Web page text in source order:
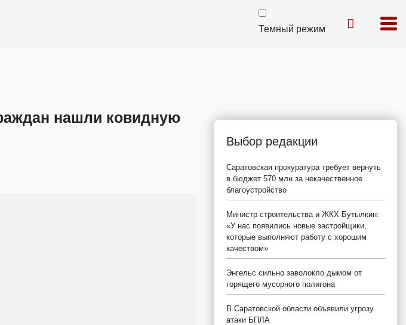
Темный режим
нашли ковидную
Выбор редакции
Саратовская прокуратура требует вернуть
в бюджет 570 млн за некачественное
благоустройство
Министр строительства и ЖКХ Бутылкин:
«У нас появились новые застройщики,
которые выполняют работу с хорошим
качеством»
Энгельс сильно заволокло дымом от
горящего мусорного полигона
В Саратовской области объявили угрозу
атаки БПЛА